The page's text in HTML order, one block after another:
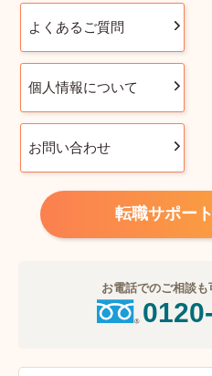
よくあるご質問
個人情報について
お問い合わせ
転職サポー
お電話でのご相談